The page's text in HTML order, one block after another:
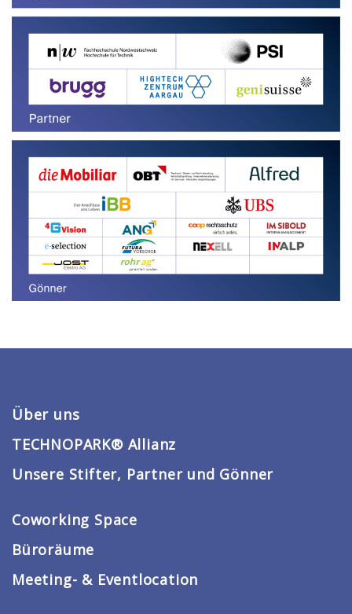
Über uns
TECHNOPARK® Allianz
Unsere Stifter, Partner und Gönner
Coworking Space
Büroräume
Meeting- & Eventlocation